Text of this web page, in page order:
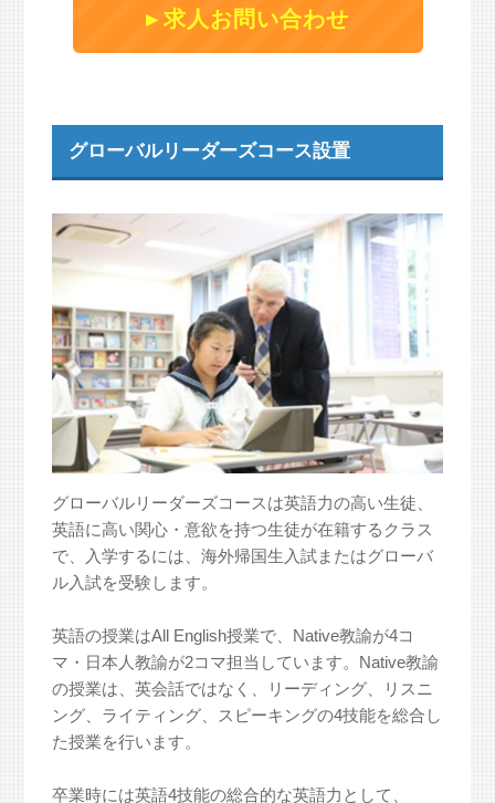
求人お問い合わせ
グローバルリーダーズコース設置
グローバルリーダーズコースは英語力の高い生徒、
英語に高い関心・意欲を持つ生徒が在籍するクラス
で、入学するには、海外帰国生入試またはグローバ
ル入試を受験します。
英語の授業はAll English授業で、Native教諭が4コ
マ・日本人教諭が2コマ担当しています。Native教諭
の授業は、英会話ではなく、リーディング、リスニ
ング、ライティング、スピーキングの4技能を総合し
た授業を行います。
卒業時には英語4技能の総合的な英語力として、